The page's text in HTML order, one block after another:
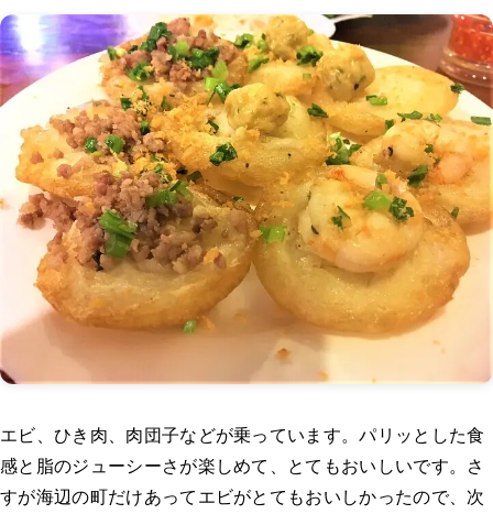
エビ、ひき肉、肉団子などが乗っています。パリッとした食
感と脂のジューシーさが楽しめて、とてもおいしいです。さ
すが海辺の町だけあってエビがとてもおいしかったので、次